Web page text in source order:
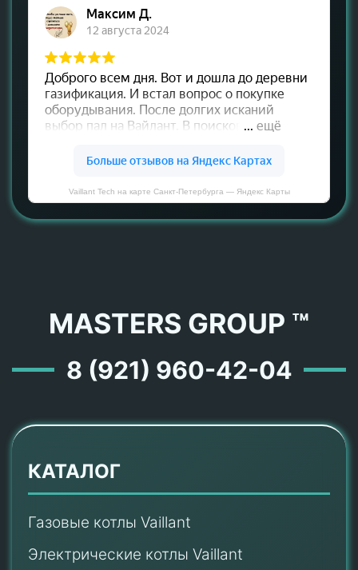
Vaillant Tech на карте Санкт‑Петербурга — Яндекс Карты
MASTERS GROUP ™
8 (921) 960-42-04
КАТАЛОГ
Газовые котлы Vaillant
Электрические котлы Vaillant